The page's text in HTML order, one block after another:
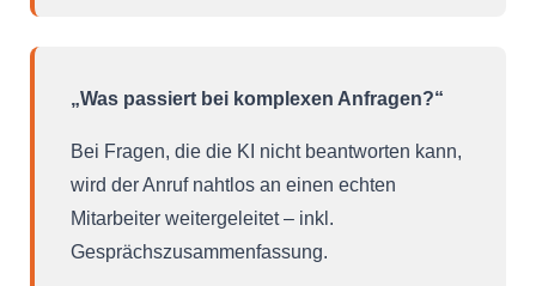
„Was passiert bei komplexen Anfragen?“
Bei Fragen, die die KI nicht beantworten kann,
wird der Anruf nahtlos an einen echten
Mitarbeiter weitergeleitet – inkl.
Gesprächszusammenfassung.